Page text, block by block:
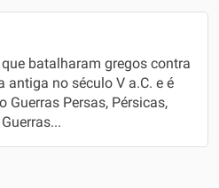
batalharam gregos contra
antiga no século V a.C. e é
Persas, Pérsicas,